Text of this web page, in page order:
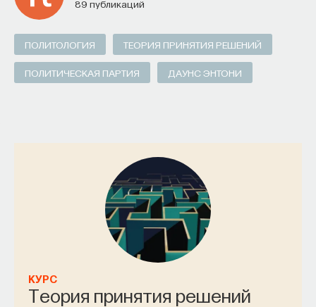
89 публикаций
ПОЛИТОЛОГИЯ ТЕОРИЯ ПРИНЯТИЯ РЕШЕНИЙ
ПОЛИТИЧЕСКАЯ ПАРТИЯ ДАУНС ЭНТОНИ
КУРС
Теория принятия решений